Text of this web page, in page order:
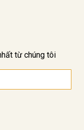
từ chúng tôi